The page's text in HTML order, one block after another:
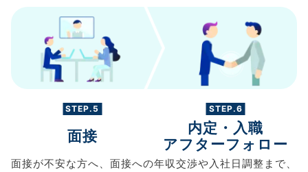
STEP.5
面接
面接が不安な方へ、 面接への
STEP.6
内定・入職
アフターフォロー
年収交渉や入社日調整まで、